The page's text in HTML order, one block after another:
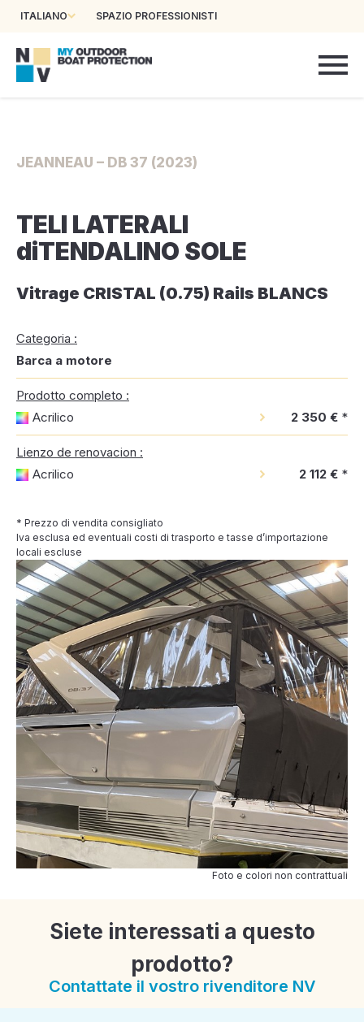
ITALIANO SPAZIO PROFESSIONISTI
JEANNEAU – DB 37 (2023)
TELI LATERALI
diTENDALINO SOLE
Vitrage CRISTAL (0.75) Rails BLANCS
Categoria :
Barca a motore
Prodotto completo :
Acrilico
2 350 € *
Lienzo de renovacion :
Acrilico
2 112 € *
* Prezzo di vendita consigliato
Iva esclusa ed eventuali costi di trasporto e tasse d’importazione
locali escluse
Foto e colori non contrattuali
Siete interessati a questo
prodotto?
Contattate il vostro rivenditore NV